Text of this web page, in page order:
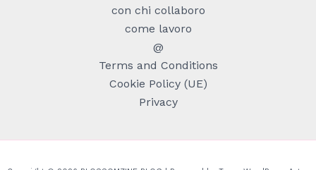
con chi collaboro
come lavoro
@
Terms and Conditions
Cookie Policy (UE)
Privacy